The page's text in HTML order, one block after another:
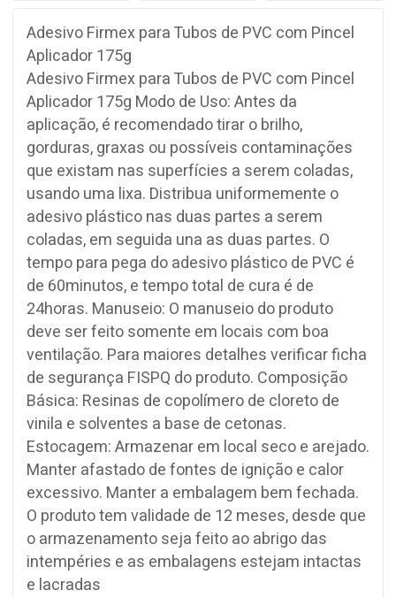
Adesivo Firmex para Tubos de PVC com Pincel
Aplicador 175g
Adesivo Firmex para Tubos de PVC com Pincel
Aplicador 175g Modo de Uso: Antes da
aplicação, é recomendado tirar o brilho,
gorduras, graxas ou possíveis contaminações
que existam nas superfícies a serem coladas,
usando uma lixa. Distribua uniformemente o
adesivo plástico nas duas partes a serem
coladas, em seguida una as duas partes. O
tempo para pega do adesivo plástico de PVC é
de 60minutos, e tempo total de cura é de
24horas. Manuseio: O manuseio do produto
deve ser feito somente em locais com boa
ventilação. Para maiores detalhes verificar ficha
de segurança FISPQ do produto. Composição
Básica: Resinas de copolímero de cloreto de
vinila e solventes a base de cetonas.
Estocagem: Armazenar em local seco e arejado.
Manter afastado de fontes de ignição e calor
excessivo. Manter a embalagem bem fechada.
O produto tem validade de 12 meses, desde que
o armazenamento seja feito ao abrigo das
intempéries e as embalagens estejam intactas
e lacradas